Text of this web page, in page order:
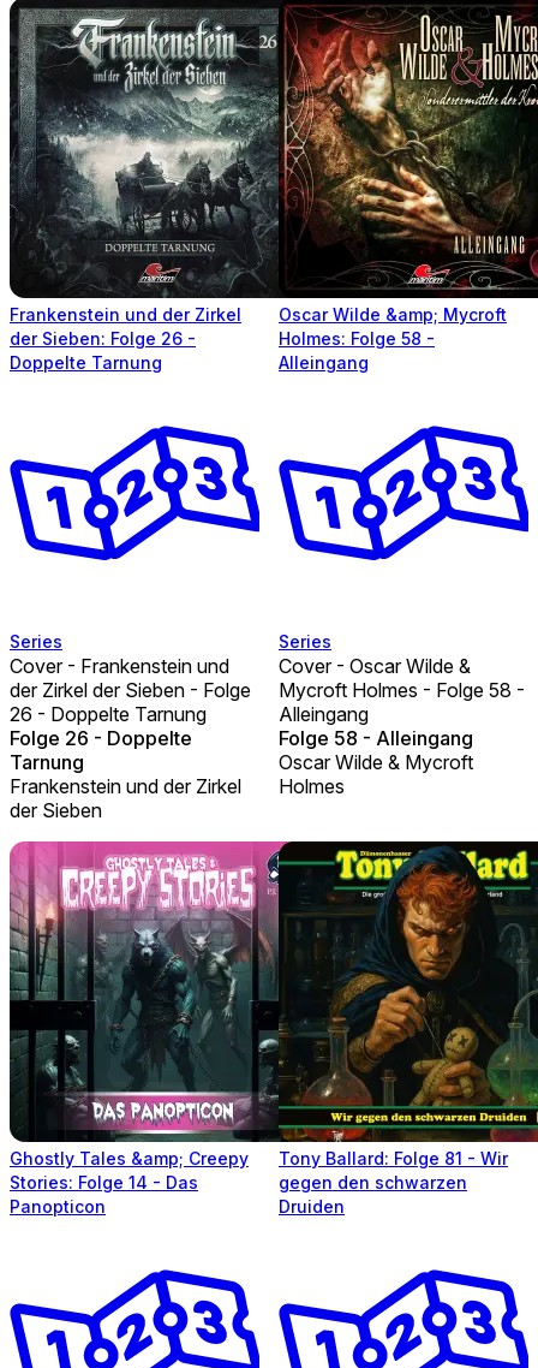
Frankenstein und der Zirkel
der Sieben: Folge 26 -
Doppelte Tarnung
Series
Cover - Frankenstein und
der Zirkel der Sieben - Folge
26 - Doppelte Tarnung
Folge 26 - Doppelte
Tarnung
Frankenstein und der Zirkel
der Sieben
Oscar Wilde &amp; Mycroft
Holmes: Folge 58 -
Alleingang
Series
Cover - Oscar Wilde &
Mycroft Holmes - Folge 58 -
Alleingang
Folge 58 - Alleingang
Oscar Wilde & Mycroft
Holmes
Ghostly Tales &amp; Creepy
Stories: Folge 14 - Das
Panopticon
Tony Ballard: Folge 81 - Wir
gegen den schwarzen
Druiden